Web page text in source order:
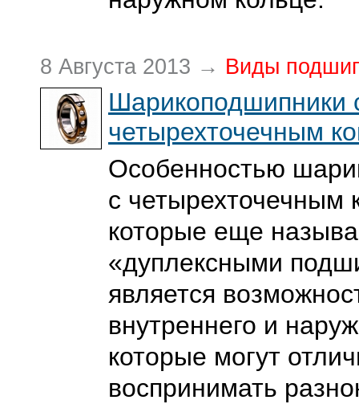
8 Августа 2013 → Виды
Шарикоподшипники
четырехточечным
Особенностью
с четырехточечным
которые еще
«дуплексными
является
внутреннего и
которые могут
воспринимать